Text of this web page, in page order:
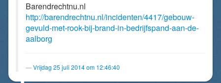
Barendrechtnu.nl
http://barendrechtnu.nl/incidenten/4417/gebouw-
gevuld-met-rook-bij-brand-in-bedrijfspand-aan-de-
aalborg
Vrijdag 25 juli 2014 om 12:46:40